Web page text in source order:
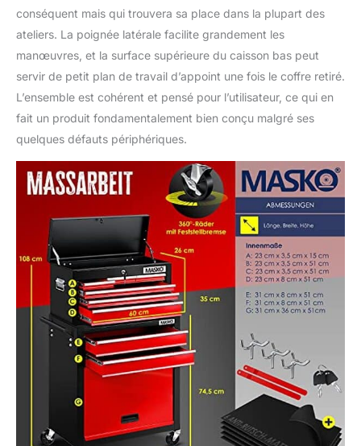
conséquent mais qui trouvera sa place dans la plupart des
ateliers. La poignée latérale facilite grandement les
manœuvres, et la surface supérieure du caisson bas peut
servir de petit plan de travail d’appoint une fois le coffre retiré.
L’ensemble est cohérent et pensé pour l’utilisateur, ce qui en
fait un produit fondamentalement bien conçu malgré ses
quelques défauts périphériques.